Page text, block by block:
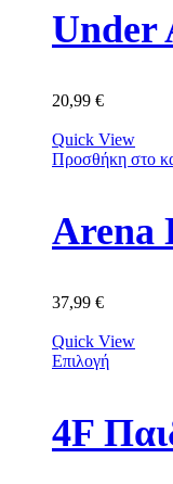
Under
20,99 €
Quick View
Προσθήκη στο
Arena
37,99 €
Quick View
Επιλογή